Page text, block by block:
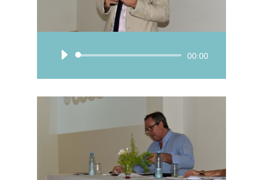
Reproductor
audio
00:00